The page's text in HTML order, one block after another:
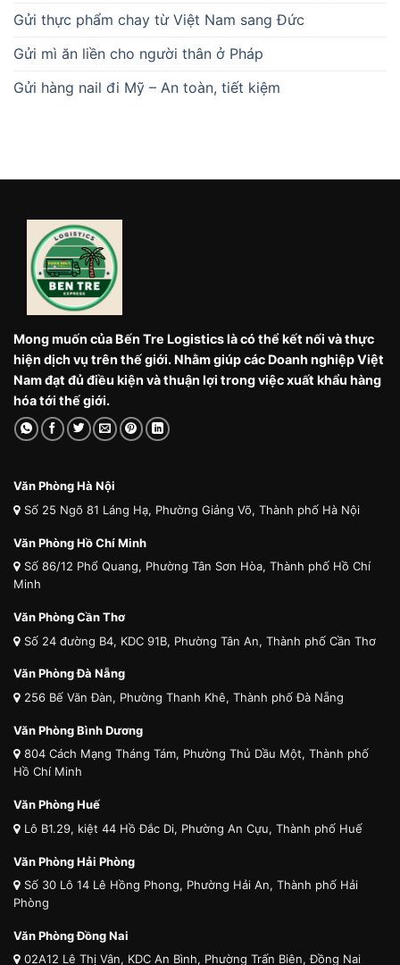
Gửi thực phẩm chay từ Việt Nam sang Đức
Gửi mì ăn liền cho người thân ở Pháp
Gửi hàng nail đi Mỹ – An toàn, tiết kiệm
Mong muốn của Bến Tre Logistics là có thể kết nối và thực
hiện dịch vụ trên thế giới. Nhằm giúp các Doanh nghiệp Việt
Nam đạt đủ điều kiện và thuận lợi trong việc xuất khẩu hàng
hóa tới thế giới.
Văn Phòng Hà Nội
Số 25 Ngõ 81 Láng Hạ, Phường Giảng Võ, Thành phố Hà Nội
Văn Phòng Hồ Chí Minh
Số 86/12 Phổ Quang, Phường Tân Sơn Hòa, Thành phố Hồ Chí
Minh
Văn Phòng Cần Thơ
Số 24 đường B4, KDC 91B, Phường Tân An, Thành phố Cần Thơ
Văn Phòng Đà Nẵng
256 Bế Văn Đàn, Phường Thanh Khê, Thành phố Đà Nẵng
Văn Phòng Bình Dương
804 Cách Mạng Tháng Tám, Phường Thủ Dầu Một, Thành phố
Hồ Chí Minh
Văn Phòng Huế
Lô B1.29, kiệt 44 Hồ Đắc Di, Phường An Cựu, Thành phố Huế
Văn Phòng Hải Phòng
Số 30 Lô 14 Lê Hồng Phong, Phường Hải An, Thành phố Hải
Phòng
Văn Phòng Đồng Nai
02A12 Lê Thị Vân, KDC An Bình, Phường Trấn Biên, Đồng Nai